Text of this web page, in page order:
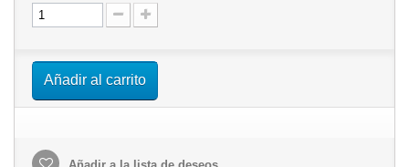
Añadir al carrito